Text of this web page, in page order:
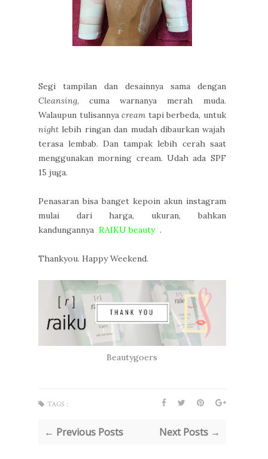
Segi tampilan dan desainnya sama dengan
Cleansing, cuma warnanya merah muda.
Walaupun tulisannyacream tapi berbeda, untuk
night lebih ringan dan mudah dibaurkan wajah
terasa lembab. Dan tampak lebih cerah saat
menggunakan morning cream. Udah ada SPF
15 juga.
Penasaran bisa banget kepoin akun instagram
mulai dari harga, ukuran, bahkan
kandungannya RAIKU beauty.
Thankyou. Happy Weekend.
Beautygoers
TAGS :
← Previous Posts Next Posts →